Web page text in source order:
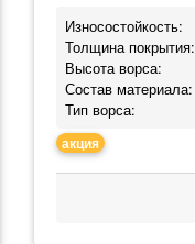
Износостойкость:
Толщина покрытия:
Высота ворса:
Состав материала:
Тип ворса:
акция